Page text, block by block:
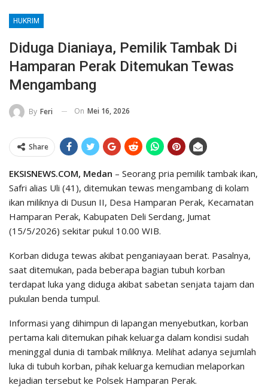
HUKRIM
Diduga Dianiaya, Pemilik Tambak Di
Hamparan Perak Ditemukan Tewas
Mengambang
By Feri On Mei 16, 2026
Share
EKSISNEWS.COM, Medan – Seorang pria pemilik tambak ikan,
Safri alias Uli (41), ditemukan tewas mengambang di kolam
ikan miliknya di Dusun II, Desa Hamparan Perak, Kecamatan
Hamparan Perak, Kabupaten Deli Serdang, Jumat
(15/5/2026) sekitar pukul 10.00 WIB.
Korban diduga tewas akibat penganiayaan berat. Pasalnya,
saat ditemukan, pada beberapa bagian tubuh korban
terdapat luka yang diduga akibat sabetan senjata tajam dan
pukulan benda tumpul.
Informasi yang dihimpun di lapangan menyebutkan, korban
pertama kali ditemukan pihak keluarga dalam kondisi sudah
meninggal dunia di tambak miliknya. Melihat adanya sejumlah
luka di tubuh korban, pihak keluarga kemudian melaporkan
kejadian tersebut ke Polsek Hamparan Perak.